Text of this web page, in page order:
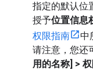
指定的默认位
授予位置信息
权限指南
中
请注意，您还
用的名称] >